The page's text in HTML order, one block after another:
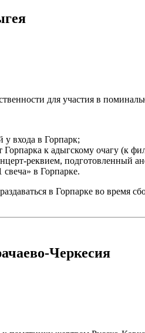
для участия в
входа в Горпарк;
к адыгскому очагу (к
реквием, подготовленный
в Горпарке.
в Горпарке во время
Черкесия